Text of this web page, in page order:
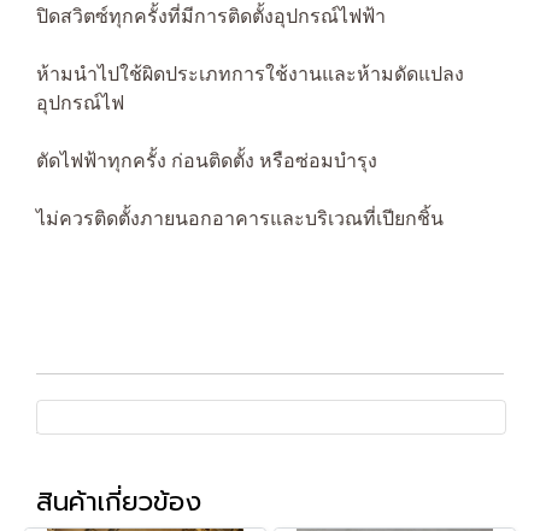
ปิดสวิตซ์ทุกครั้งที่มีการติดตั้งอุปกรณ์ไฟฟ้า
ห้ามนำไปใช้ผิดประเภทการใช้งานและห้ามดัดแปลง
อุปกรณ์ไฟ
ตัดไฟฟ้าทุกครั้ง ก่อนติดตั้ง หรือซ่อมบำรุง
ไม่ควรติดตั้งภายนอกอาคารและบริเวณที่เปียกชิ้น
สินค้าเกี่ยวข้อง